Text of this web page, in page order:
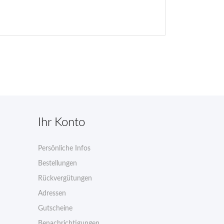
Ihr Konto
Persönliche Infos
Bestellungen
Rückvergütungen
Adressen
Gutscheine